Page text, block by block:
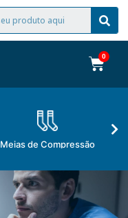
Meias de Compressão